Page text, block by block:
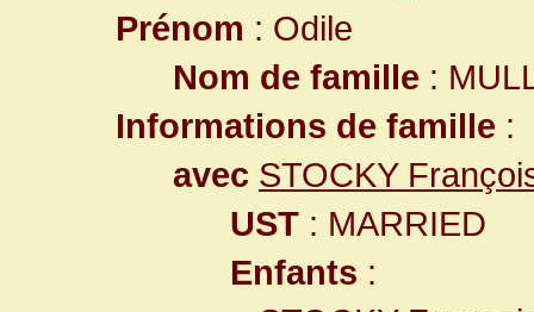
Prénom : Odile
Nom de famille :
Informations de famille :
avec STOCKY
UST : MARRIED
Enfants :